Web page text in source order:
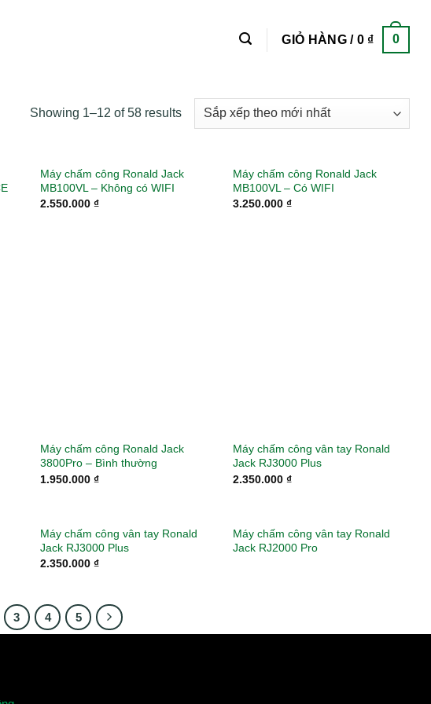
GIỎ HÀNG / 0 ₫ 0
Showing 1–12 of 58 results
Máy chấm công Ronald Jack
MB100VL – Không có WIFI
2.550.000 ₫
Máy chấm công Ronald Jack
MB100VL – Có WIFI
3.250.000 ₫
Máy chấm công Ronald Jack
3800Pro – Bình thường
1.950.000 ₫
Máy chấm công vân tay Ronald
Jack RJ3000 Plus
2.350.000 ₫
Máy chấm công vân tay Ronald
Jack RJ3000 Plus
2.350.000 ₫
Máy chấm công vân tay Ronald
Jack RJ2000 Pro
3 4 5